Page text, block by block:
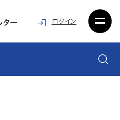
ログイン